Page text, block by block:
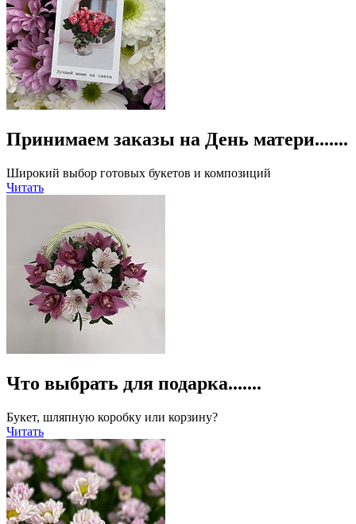
Принимаем заказы на День матери.......
Широкий выбор готовых букетов и композиций
Читать
Что выбрать для подарка.......
Букет, шляпную коробку или корзину?
Читать